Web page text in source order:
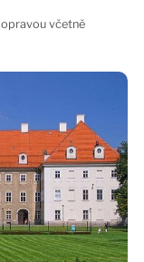
včetně